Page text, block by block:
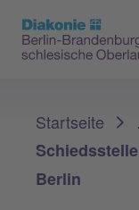
Presse
Startseite
Berlin